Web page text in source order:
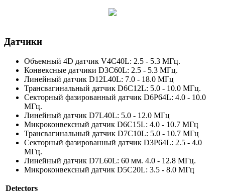
Датчики
Объемный 4D датчик V4C40L: 2.5 - 5.3 МГц.
Конвексные датчики D3С60L: 2.5 - 5.3 МГц.
Линейный датчик D12L40L: 7.0 - 18.0 МГц
Трансвагинальный датчик D6C12L: 5.0 - 10.0 МГц.
Секторный фазированный датчик D6Р64L: 4.0 - 10.0
МГц.
Линейный датчик D7L40L: 5.0 - 12.0 МГц
Микроконвексный датчик D6C15L: 4.0 - 10.7 МГц
Трансвагинальный датчик D7C10L: 5.0 - 10.7 МГц
Секторный фазированный датчик D3Р64L: 2.5 - 4.0
МГц.
Линейный датчик D7L60L: 60 мм. 4.0 - 12.8 МГц.
Микроконвексный датчик D5C20L: 3.5 - 8.0 МГц
Detectors